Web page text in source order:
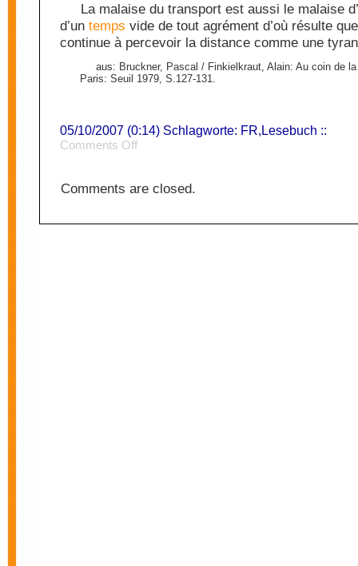
La malaise du transport est aussi le malaise
d’un temps vide de tout agrément d’où résulte
continue à percevoir la distance comme une
aus: Bruckner, Pascal / Finkielkraut, Alain: Au coin de la
Paris: Seuil 1979, S.127-131.
05/10/2007 (0:14) Schlagworte: FR,Lesebuch ::
Comments Offon
Comments are closed.